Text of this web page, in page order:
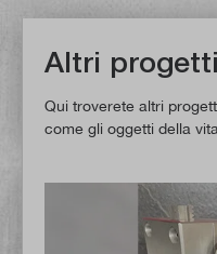
Altri progetti
Qui troverete altri
come gli oggetti della